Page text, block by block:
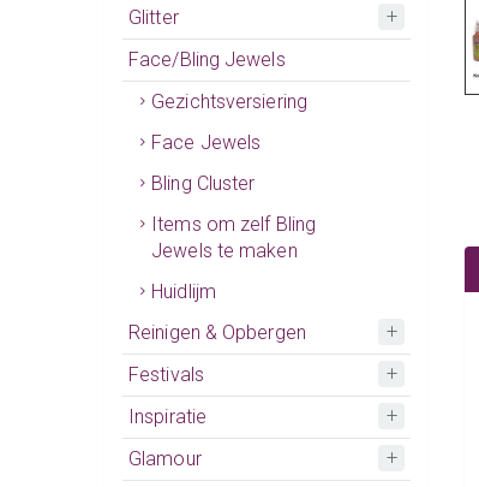
Glitter
Face/Bling Jewels
Gezichtsversiering
Face Jewels
Bling Cluster
Items om zelf Bling
Jewels te maken
Huidlijm
Reinigen & Opbergen
Festivals
Inspiratie
Glamour